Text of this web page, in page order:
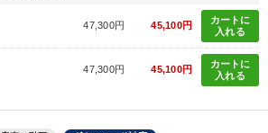
47,300円 45,100円
カートに
入れる
47,300円 45,100円
カートに
入れる